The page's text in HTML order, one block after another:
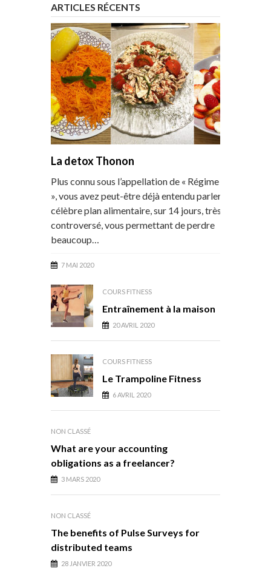
ARTICLES RÉCENTS
La detox Thonon
Plus connu sous l’appellation de « Régime Thonon
», vous avez peut-être déjà entendu parler de ce
célèbre plan alimentaire, sur 14 jours, très
controversé, vous permettant de perdre
beaucoup…
7 MAI 2020
COURS FITNESS
Entraînement à la maison
20 AVRIL 2020
COURS FITNESS
Le Trampoline Fitness
6 AVRIL 2020
NON CLASSÉ
What are your accounting
obligations as a freelancer?
3 MARS 2020
NON CLASSÉ
The benefits of Pulse Surveys for
distributed teams
28 JANVIER 2020